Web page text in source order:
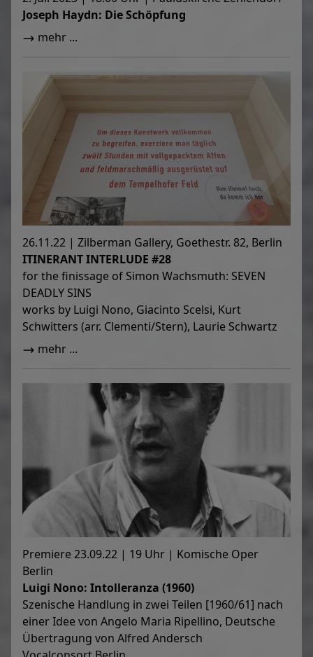
Joseph Haydn: Die Schöpfung
mehr ...
26.11.22 | Zilberman Gallery, Goethestr. 82, Berlin
ITINERANT INTERLUDE #28
for the finissage of Simon Wachsmuth: SEVEN
DEADLY SINS
works by Luigi Nono, Giacinto Scelsi, Kurt
Schwitters (arr. Clementi/Stern), Laurie Schwartz
mehr ...
Premiere 23.09.22 | 19 Uhr | Komische Oper
Berlin
Luigi Nono: Intolleranza (1960)
Szenische Handlung in zwei Teilen [1960/61] nach
einer Idee von Angelo Maria Ripellino, Deutsche
Übertragung von Alfred Andersch